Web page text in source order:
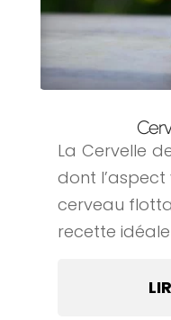
La Cervelle
dont
cerveau
recette